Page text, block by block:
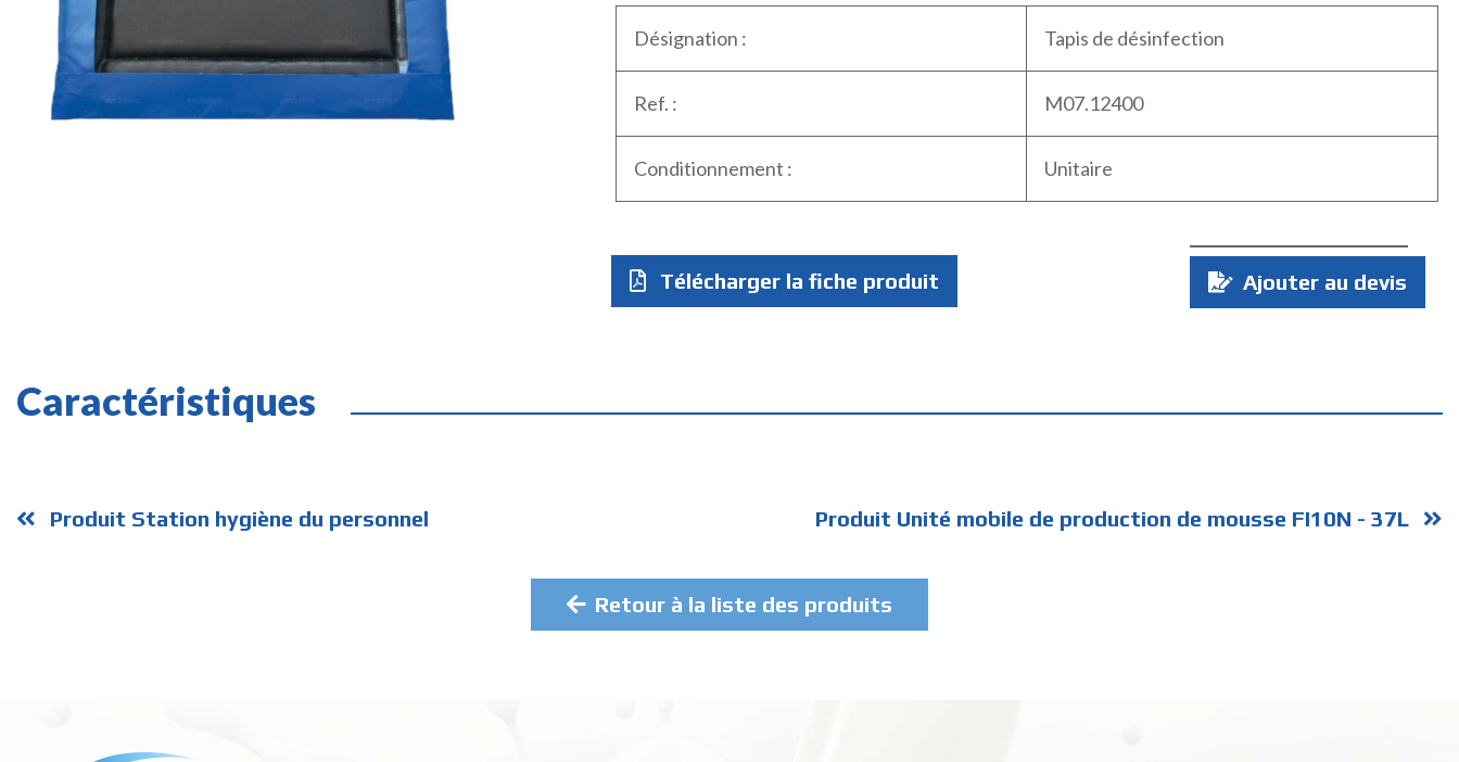
Désignation : Tapis de désinfection
Ref. : M07.12400
Conditionnement : Unitaire
Télécharger la fiche produit
Quantité
Ajouter au devis
Caractéristiques
Produit Station hygiène du personnel Produit Unité mobile de production de mousse FI10N - 37L
Retour à la liste des produits